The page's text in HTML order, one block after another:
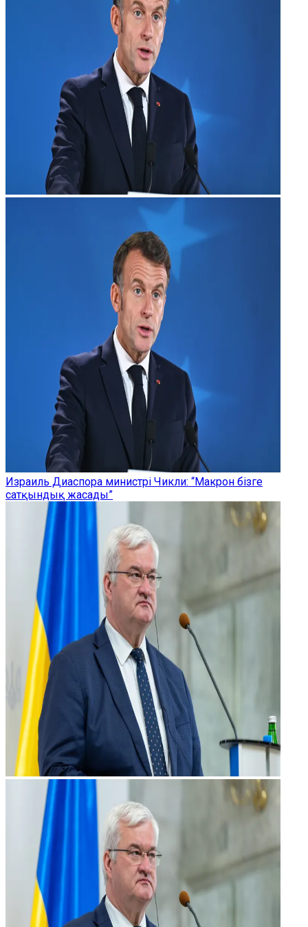
Израиль Диаспора министрі Чикли: “Макрон бізге
сатқындық жасады”